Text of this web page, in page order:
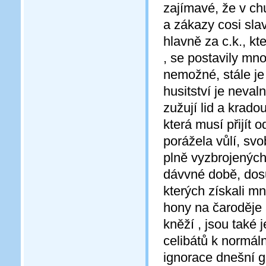
zajímavé, že v
a zákazy cosi
hlavně za c.k.,
, se postavily
nemožné, stále
husitství je
zužují lid a
která musí přijít
porážela vůlí,
plně
dávvné době,
kterých získali
hony na
kněží , jsou také
celibátů k
ignorace dnešní